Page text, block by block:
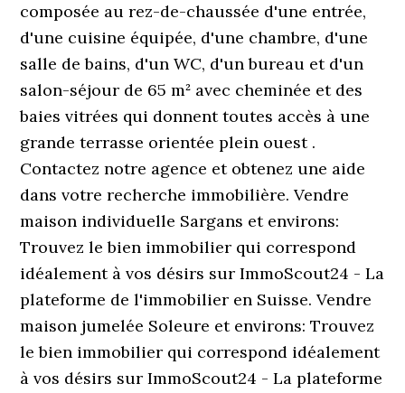
composée au rez-de-chaussée d'une entrée,
d'une cuisine équipée, d'une chambre, d'une
salle de bains, d'un WC, d'un bureau et d'un
salon-séjour de 65 m² avec cheminée et des
baies vitrées qui donnent toutes accès à une
grande terrasse orientée plein ouest .
Contactez notre agence et obtenez une aide
dans votre recherche immobilière. Vendre
maison individuelle Sargans et environs:
Trouvez le bien immobilier qui correspond
idéalement à vos désirs sur ImmoScout24 - La
plateforme de l'immobilier en Suisse. Vendre
maison jumelée Soleure et environs: Trouvez
le bien immobilier qui correspond idéalement
à vos désirs sur ImmoScout24 - La plateforme